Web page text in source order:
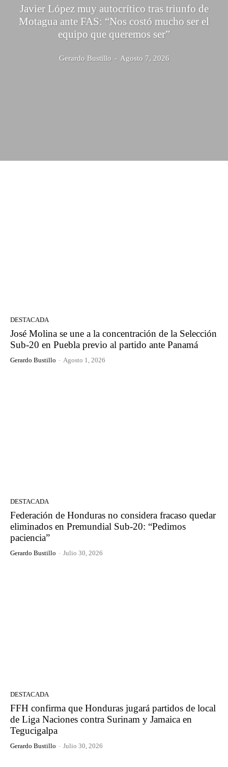
Javier López muy autocrítico tras triunfo de
Motagua ante FAS: “Nos costó mucho ser el
equipo que queremos ser”
Gerardo Bustillo - Agosto 7, 2026
DESTACADA
José Molina se une a la concentración de la Selección
Sub-20 en Puebla previo al partido ante Panamá
Gerardo Bustillo - Agosto 1, 2026
DESTACADA
Federación de Honduras no considera fracaso quedar
eliminados en Premundial Sub-20: “Pedimos
paciencia”
Gerardo Bustillo - Julio 30, 2026
DESTACADA
FFH confirma que Honduras jugará partidos de local
de Liga Naciones contra Surinam y Jamaica en
Tegucigalpa
Gerardo Bustillo - Julio 30, 2026